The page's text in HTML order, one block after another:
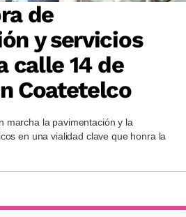
de
y servicios
calle 14 de
Coatetelco
marcha la pavimentación y la
en una vialidad clave que honra la